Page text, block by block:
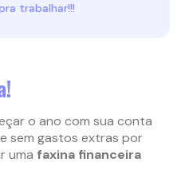
trabalhar!!!
o ano com sua conta
sem gastos extras por
uma faxina financeira